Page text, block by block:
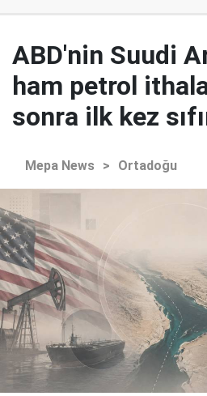
ABD'nin Suudi
ham petrol
sonra ilk kez
Mepa News > Ortadoğu